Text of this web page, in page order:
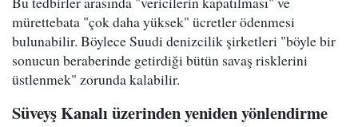
mürettebata "çok daha yüksek" ücretler ödenmesi
bulunabilir. Böylece Suudi denizcilik şirketleri "böyle bir
sonucun beraberinde getirdiği bütün savaş risklerini
üstlenmek" zorunda kalabilir.
Süveyş Kanalı üzerinden yeniden yönlendirme